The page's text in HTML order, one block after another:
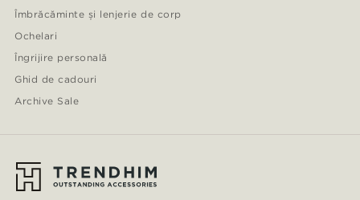
Îmbrăcăminte și lenjerie de corp
Ochelari
Îngrijire personală
Ghid de cadouri
Archive Sale